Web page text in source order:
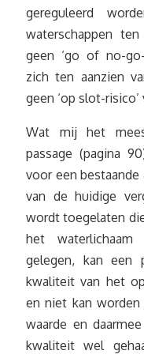
gereguleerd
waterschappen
geen ‘go of no-
zich ten aanzien
geen ‘op slot-
Wat mij het
passage (pagina
voor een
van de huidige
wordt toegelaten
het waterlichaam
gelegen, kan een
kwaliteit van het
en niet kan
waarde en
kwaliteit wel